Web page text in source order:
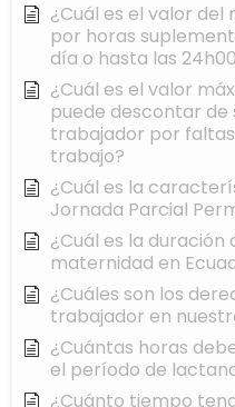
¿Cuál es el valor
por horas
día o hasta las
¿Cuál es el valor
puede descontar de
trabajador por
trabajo?
¿Cuál es la
Jornada Parcial
¿Cuál es la
maternidad en
¿Cuáles son los
trabajador en
¿Cuántas horas
el período de
¿Cuánto tiempo